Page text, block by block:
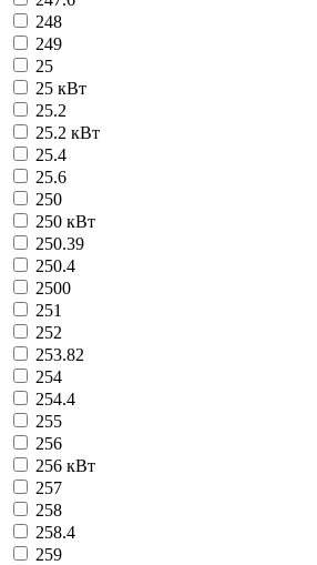
248
249
25
25 кВт
25.2
25.2 кВт
25.4
25.6
250
250 кВт
250.39
250.4
2500
251
252
253.82
254
254.4
255
256
256 кВт
257
258
258.4
259